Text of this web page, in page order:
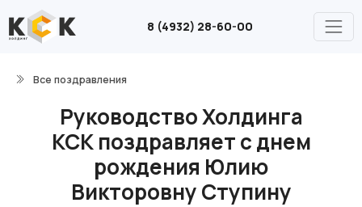
8 (4932) 28-60-00
Все поздравления
Руководство Холдинга
КСК поздравляет с днем
рождения Юлию
Викторовну Ступину